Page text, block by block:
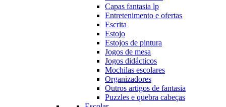
Capas fantasia lp
Entretenimento e ofertas
Escrita
Estojo
Estojos de pintura
Jogos de mesa
Jogos didácticos
Mochilas escolares
Organizadores
Outros artigos de fantasia
Puzzles e quebra cabeças